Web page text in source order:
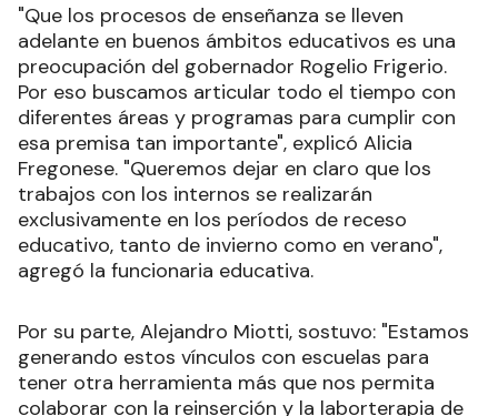
"Que los procesos de enseñanza se lleven
adelante en buenos ámbitos educativos es una
preocupación del gobernador Rogelio Frigerio.
Por eso buscamos articular todo el tiempo con
diferentes áreas y programas para cumplir con
esa premisa tan importante", explicó Alicia
Fregonese. "Queremos dejar en claro que los
trabajos con los internos se realizarán
exclusivamente en los períodos de receso
educativo, tanto de invierno como en verano",
agregó la funcionaria educativa.
Por su parte, Alejandro Miotti, sostuvo: "Estamos
generando estos vínculos con escuelas para
tener otra herramienta más que nos permita
colaborar con la reinserción y la laborterapia de